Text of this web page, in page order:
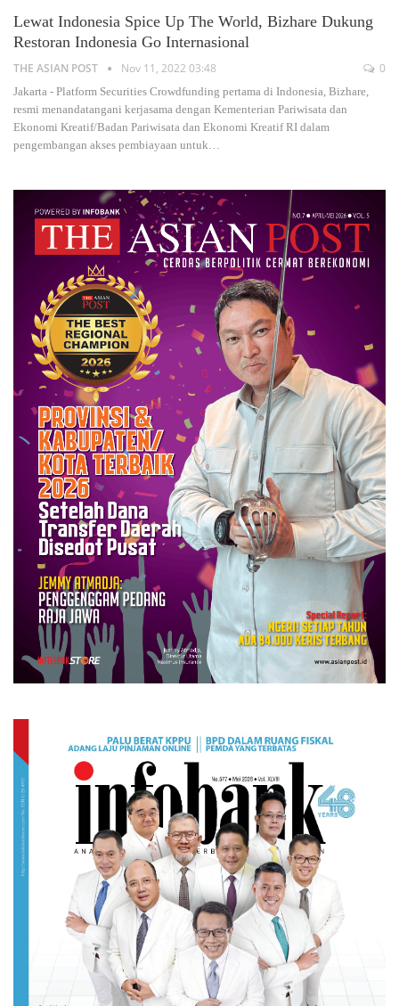
Lewat Indonesia Spice Up The World, Bizhare Dukung
Restoran Indonesia Go Internasional
THE ASIAN POST Nov 11, 2022 03:48 0
Jakarta - Platform Securities Crowdfunding pertama di Indonesia, Bizhare,
resmi menandatangani kerjasama dengan Kementerian Pariwisata dan
Ekonomi Kreatif/Badan Pariwisata dan Ekonomi Kreatif RI dalam
pengembangan akses pembiayaan untuk…